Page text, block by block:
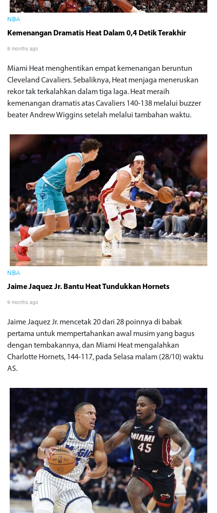
NBA
Kemenangan Dramatis Heat Dalam 0,4 Detik Terakhir
8 months ago
Miami Heat menghentikan empat kemenangan beruntun
Cleveland Cavaliers. Sebaliknya, Heat menjaga meneruskan
rekor tak terkalahkan dalam tiga laga. Heat meraih
kemenangan dramatis atas Cavaliers 140-138 melalui buzzer
beater Andrew Wiggins setelah melalui tambahan waktu.
NBA
Jaime Jaquez Jr. Bantu Heat Tundukkan Hornets
9 months ago
Jaime Jaquez Jr. mencetak 20 dari 28 poinnya di babak
pertama untuk mempertahankan awal musim yang bagus
dengan tembakannya, dan Miami Heat mengalahkan
Charlotte Hornets, 144-117, pada Selasa malam (28/10) waktu
AS.